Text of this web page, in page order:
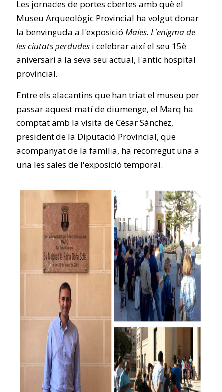
Les jornades de portes obertes amb què el
Museu Arqueològic Provincial ha volgut donar
la benvinguda a l'exposició Maies. L'enigma de
les ciutats perdudes i celebrar així el seu 15è
aniversari a la seva seu actual, l'antic hospital
provincial.
Entre els alacantins que han triat el museu per
passar aquest matí de diumenge, el Marq ha
comptat amb la visita de César Sánchez,
president de la Diputació Provincial, que
acompanyat de la família, ha recorregut una a
una les sales de l'exposició temporal.